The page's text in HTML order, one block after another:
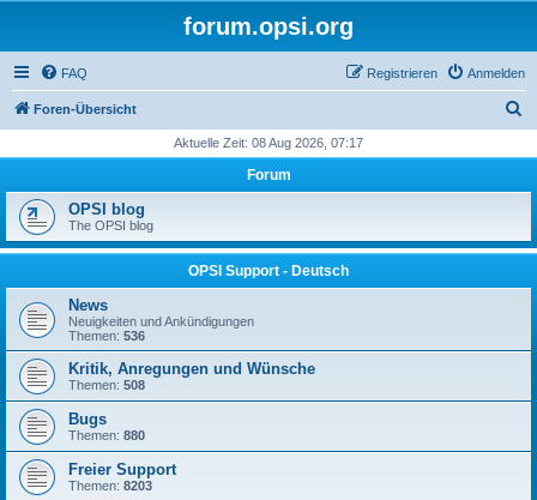
forum.opsi.org
FAQ Anmelden
Registrieren
Foren-Übersicht
h
Aktuelle Zeit: 08 Aug 2026, 07:17
Forum
OPSI blog
The OPSI blog
OPSI Support - Deutsch
News
Neuigkeiten und Ankündigungen
Themen: 536
Kritik, Anregungen und Wünsche
Themen: 508
Bugs
Themen: 880
Freier Support
Themen: 8203